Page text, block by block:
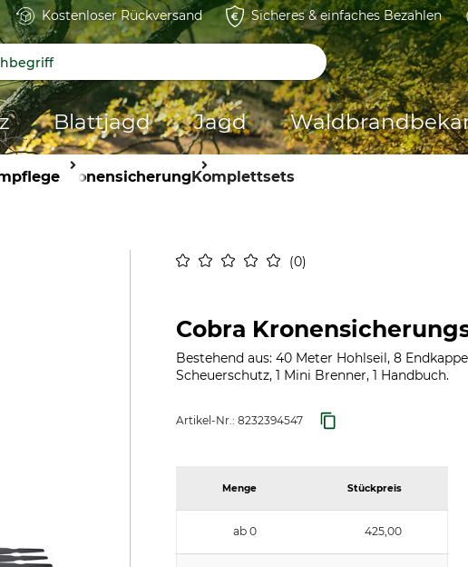
Kostenloser Rückversand Sicheres & einfaches Bezahlen
Blattjagd Jagd
KronensicherungKomplettsets
0
Cobra
Bestehend aus: 40 Meter Hohlseil, 8
Scheuerschutz, 1 Mini Brenner, 1 Handbuch.
Artikel-Nr.: 8232394547
Menge Stückpreis
ab 0 425,00